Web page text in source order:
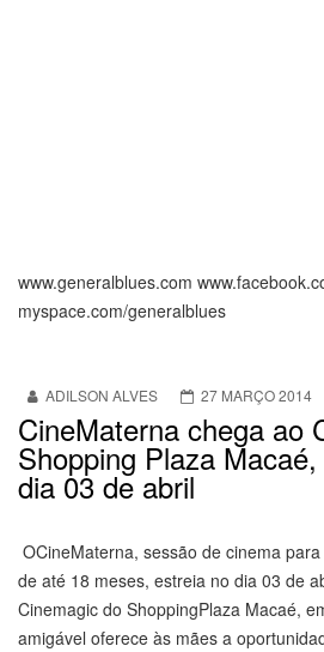
www.generalblues.com
myspace.com/generalblues
ADILSON ALVES 27 MARÇO 2014
CineMaterna chega ao
Shopping Plaza
dia 03 de abril
OCineMaterna, sessão de cinema
de até 18 meses, estreia no dia 03 de
Cinemagic do ShoppingPlaza Macaé,
amigável oferece às mães a